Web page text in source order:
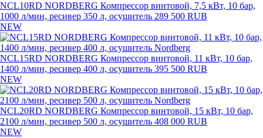
NCL10RD NORDBERG Компрессор винтовой, 7,5 кВт, 10 бар,
1000 л/мин, ресивер 350 л, осушитель 289 500 RUB
NEW
NCL15RD NORDBERG Компрессор винтовой, 11 кВт, 10 бар,
1400 л/мин, ресивер 400 л, осушитель 395 500 RUB
NEW
NCL20RD NORDBERG Компрессор винтовой, 15 кВт, 10 бар,
2100 л/мин, ресивер 500 л, осушитель 408 000 RUB
NEW